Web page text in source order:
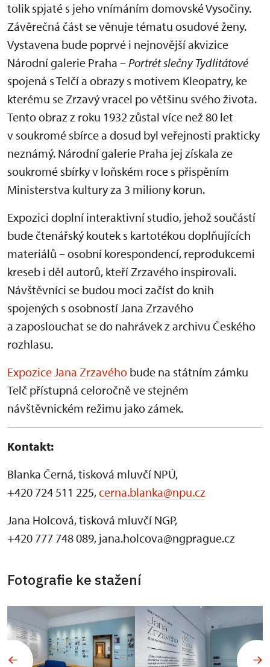
tolik spjaté s jeho vnímáním domovské Vysočiny.
Závěrečná část se věnuje tématu osudové ženy.
Vystavena bude poprvé i nejnovější akvizice
Národní galerie Praha –Portrét slečny Tydlitátové
spojená s Telčí a obrazy s motivem Kleopatry, ke
kterému se Zrzavý vracel po většinu svého života.
Tento obraz z roku 1932 zůstal více než 80 let
v soukromé sbírce a dosud byl veřejnosti prakticky
neznámý. Národní galerie Praha jej získala ze
soukromé sbírky v loňském roce s přispěním
Ministerstva kultury za 3 miliony korun.
Expozici doplní interaktivní studio, jehož součástí
bude čtenářský koutek s kartotékou doplňujících
materiálů – osobní korespondencí, reprodukcemi
kreseb i děl autorů, kteří Zrzavého inspirovali.
Návštěvníci se budou moci začíst do knih
spojených s osobností Jana Zrzavého
a zaposlouchat se do nahrávek z archivu Českého
rozhlasu.
Expozice Jana Zrzavého bude na státním zámku
Telč přístupná celoročně ve stejném
návštěvnickém režimu jako zámek.
Kontakt:
Blanka Černá, tisková mluvčí NPÚ,
+420 724 511 225,cerna.blanka@npu.cz
Jana Holcová, tisková mluvčí NGP,
+420 777 748 089, jana.holcova@ngprague.cz
Fotografie ke stažení